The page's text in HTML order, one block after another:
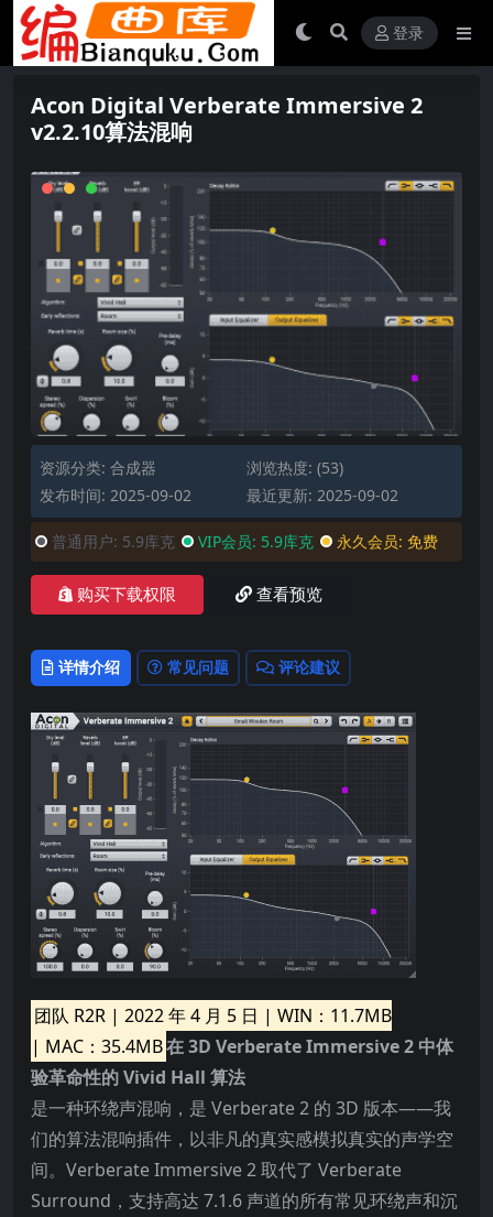
登录
Acon Digital Verberate Immersive 2
v2.2.10算法混响
资源分类: 合成器
浏览热度: (53)
发布时间: 2025-09-02
最近更新: 2025-09-02
普通用户: 5.9库克 VIP会员: 5.9库克 永久会员: 免费
购买下载权限 查看预览
详情介绍 常见问题 评论建议
团队 R2R | 2022 年 4 月 5 日 | WIN：11.7MB
| MAC：35.4MB在 3D Verberate Immersive 2 中体
验革命性的 Vivid Hall 算法
是一种环绕声混响，是 Verberate 2 的 3D 版本——我
们的算法混响插件，以非凡的真实感模拟真实的声学空
间。Verberate Immersive 2 取代了 Verberate
Surround，支持高达 7.1.6 声道的所有常见环绕声和沉